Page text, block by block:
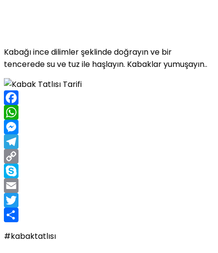
Kabağı ince dilimler şeklinde doğrayın ve bir
tencerede su ve tuz ile haşlayın. Kabaklar yumuşayın..
Facebook
WhatsApp
Messenger
Telegram
Copy
Link
Skype
Email
Twitter
#kabaktatlısı